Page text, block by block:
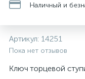
Наличный и
Артикул: 14251
Пока нет отзывов
Ключ торцевой